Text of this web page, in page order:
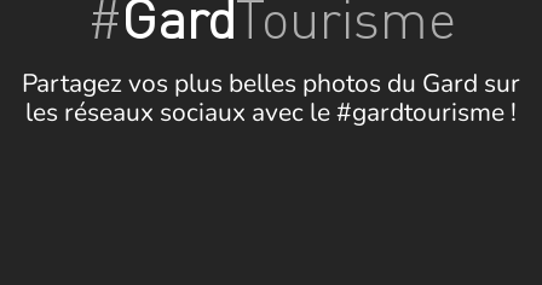
#GardTourisme
Partagez vos plus belles photos du Gard sur
les réseaux sociaux avec le #gardtourisme !